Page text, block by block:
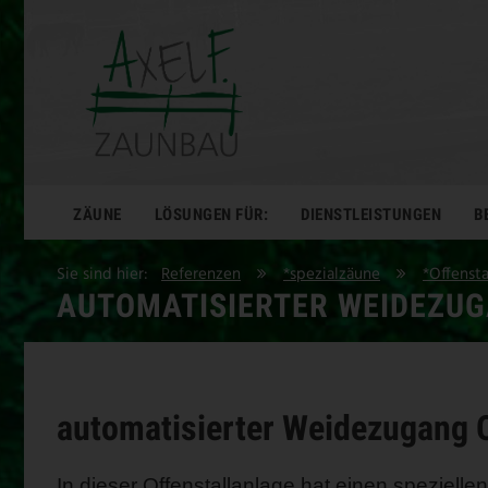
ZÄUNE LÖSUNGEN FÜR: DIENSTLEISTUNGEN
Sie sind hier: Referenzen *spezialzäune
AUTOMATISIERTER
automatisierter Weidezugang